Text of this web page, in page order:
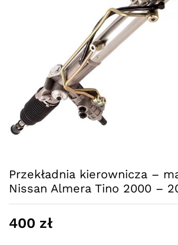
Przekładnia kierownicza –
Nissan Almera Tino 2000 –
400 zł